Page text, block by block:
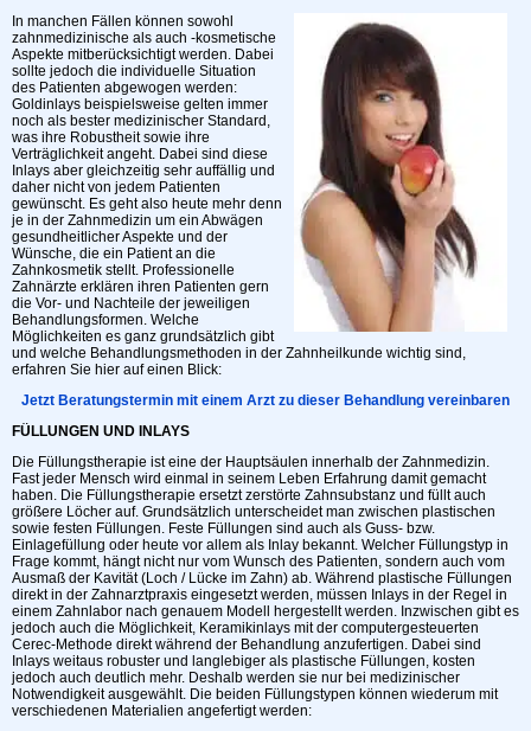
In manchen Fällen können sowohl
zahnmedizinische als auch -kosmetische
Aspekte mitberücksichtigt werden. Dabei
sollte jedoch die individuelle Situation
des Patienten abgewogen werden:
Goldinlays beispielsweise gelten immer
noch als bester medizinischer Standard,
was ihre Robustheit sowie ihre
Verträglichkeit angeht. Dabei sind diese
Inlays aber gleichzeitig sehr auffällig und
daher nicht von jedem Patienten
gewünscht. Es geht also heute mehr denn
je in der Zahnmedizin um ein Abwägen
gesundheitlicher Aspekte und der
Wünsche, die ein Patient an die
Zahnkosmetik stellt. Professionelle
Zahnärzte erklären ihren Patienten gern
die Vor- und Nachteile der jeweiligen
Behandlungsformen. Welche
Möglichkeiten es ganz grundsätzlich gibt
und welche Behandlungsmethoden in der Zahnheilkunde wichtig sind,
erfahren Sie hier auf einen Blick:
Jetzt Beratungstermin mit einem Arzt zu dieser Behandlung vereinbaren
FÜLLUNGEN UND INLAYS
Die Füllungstherapie ist eine der Hauptsäulen innerhalb der Zahnmedizin.
Fast jeder Mensch wird einmal in seinem Leben Erfahrung damit gemacht
haben. Die Füllungstherapie ersetzt zerstörte Zahnsubstanz und füllt auch
größere Löcher auf. Grundsätzlich unterscheidet man zwischen plastischen
sowie festen Füllungen. Feste Füllungen sind auch als Guss- bzw.
Einlagefüllung oder heute vor allem als Inlay bekannt. Welcher Füllungstyp in
Frage kommt, hängt nicht nur vom Wunsch des Patienten, sondern auch vom
Ausmaß der Kavität (Loch / Lücke im Zahn) ab. Während plastische Füllungen
direkt in der Zahnarztpraxis eingesetzt werden, müssen Inlays in der Regel in
einem Zahnlabor nach genauem Modell hergestellt werden. Inzwischen gibt es
jedoch auch die Möglichkeit, Keramikinlays mit der computergesteuerten
Cerec-Methode direkt während der Behandlung anzufertigen. Dabei sind
Inlays weitaus robuster und langlebiger als plastische Füllungen, kosten
jedoch auch deutlich mehr. Deshalb werden sie nur bei medizinischer
Notwendigkeit ausgewählt. Die beiden Füllungstypen können wiederum mit
verschiedenen Materialien angefertigt werden: